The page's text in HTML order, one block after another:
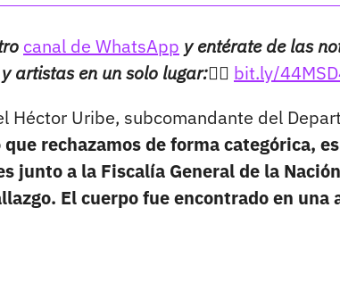
canal de WhatsApp y entérate de las
en un solo lugar:👉🏻 bit.ly/
Héctor Uribe, subcomandante del
que rechazamos de forma categórica,
junto a la Fiscalía General de la
El cuerpo fue encontrado en una